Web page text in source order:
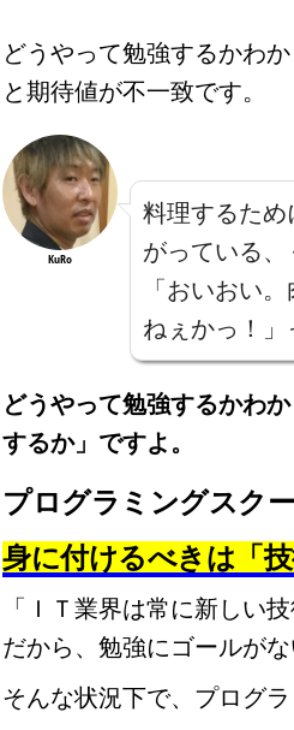
どうやって勉強するかわ
と期待値が不一致です。
KuRo
料理するた
がっている、
「おいおい
ねぇかっ！」
どうやって勉強するかわ
するか」ですよ。
プログラミングスク
身に付けるべきは「
「ＩＴ業界は常に新しい
だから、勉強にゴールがな
そんな状況下で、プログ